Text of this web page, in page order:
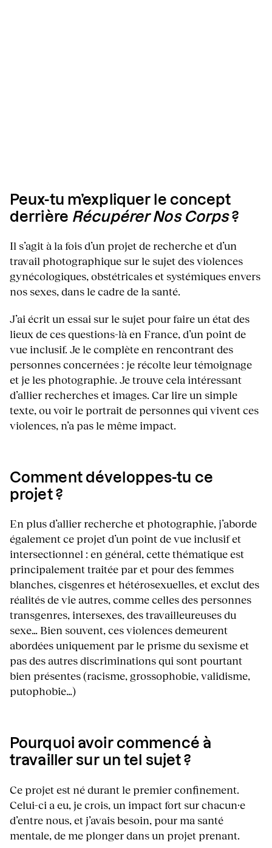
Peux-tu m’expliquer le concept
derrière Récupérer Nos Corps?
Il s’agit à la fois d’un projet de recherche et d’un
travail photographique sur le sujet des violences
gynécologiques, obstétricales et systémiques envers
nos sexes, dans le cadre de la santé.
J’ai écrit un essai sur le sujet pour faire un état des
lieux de ces questions-là en France, d’un point de
vue inclusif. Je le complète en rencontrant des
personnes concernées : je récolte leur témoignage
et je les photographie. Je trouve cela intéressant
d’allier recherches et images. Car lire un simple
texte, ou voir le portrait de personnes qui vivent ces
violences, n’a pas le même impact.
Comment développes-tu ce
projet ?
En plus d’allier recherche et photographie, j’aborde
également ce projet d’un point de vue inclusif et
intersectionnel : en général, cette thématique est
principalement traitée par et pour des femmes
blanches, cisgenres et hétérosexuelles, et exclut des
réalités de vie autres, comme celles des personnes
transgenres, intersexes, des travailleureuses du
sexe… Bien souvent, ces violences demeurent
abordées uniquement par le prisme du sexisme et
pas des autres discriminations qui sont pourtant
bien présentes (racisme, grossophobie, validisme,
putophobie…)
Pourquoi avoir commencé à
travailler sur un tel sujet ?
Ce projet est né durant le premier confinement.
Celui-ci a eu, je crois, un impact fort sur chacun·e
d’entre nous, et j’avais besoin, pour ma santé
mentale, de me plonger dans un projet prenant.